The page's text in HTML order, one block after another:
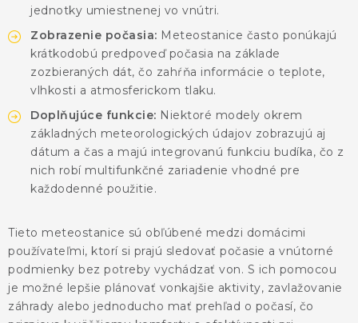
ZNAČKY
Obchodné podmienky GDPR Slovník pojmov
jednotky umiestnenej vo vnútri.
Zobrazenie počasia: Meteostanice často ponúkajú
krátkodobú predpoveď počasia na základe
zozbieraných dát, čo zahŕňa informácie o teplote,
vlhkosti a atmosferickom tlaku.
Doplňujúce funkcie: Niektoré modely okrem
základných meteorologických údajov zobrazujú aj
dátum a čas a majú integrovanú funkciu budíka, čo z
nich robí multifunkčné zariadenie vhodné pre
každodenné použitie.
Tieto meteostanice sú obľúbené medzi domácimi
používateľmi, ktorí si prajú sledovať počasie a vnútorné
podmienky bez potreby vychádzať von. S ich pomocou
je možné lepšie plánovať vonkajšie aktivity, zavlažovanie
záhrady alebo jednoducho mať prehľad o počasí, čo